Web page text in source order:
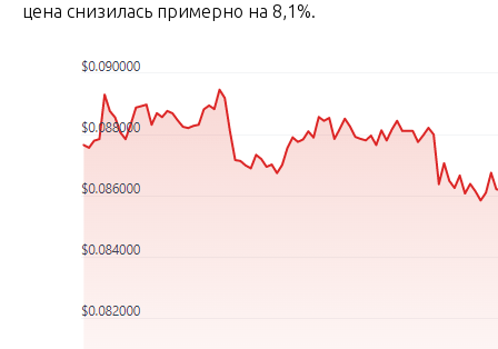
цена снизилась примерно на 8,1%.